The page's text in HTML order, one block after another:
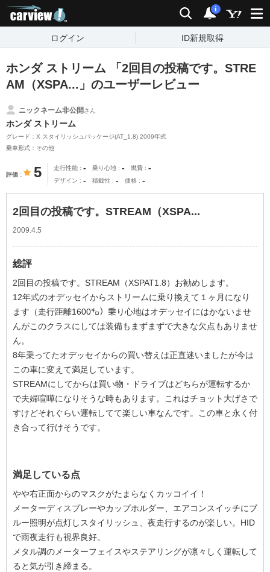
検索 通知
i
ログイン ID新規取得
ホンダ ストリーム 「2回目の投稿です。STRE
AM（XSPA...」のユーザーレビュー
ニックネーム非公開さん
ホンダ ストリーム
グレード：X スタイリッシュパッケージ(AT_1.8) 2009年式
乗車形式：その他
評価 5 走行性能 - 乗り心地 - 燃費 -
デザイン - 積載性 - 価格 -
2回目の投稿です。STREAM（XSPA...
2009.4.5
総評
2回目の投稿です。STREAM（XSPAT1.8）お勧めします。
12年式のオデッセイからストリームに乗り換えて１ヶ月になり
ます（走行距離1600㌔）乗り心地はオデッセイにはかないませ
んがこのクラスにしては装備もまずまずで大きな欠点もありませ
ん。
8年乗ってたオデッセイからの買い替えは正直迷いましたが今は
この車に変えて満足しています。
STREAMにしてからは買い物・ドライブはどちらが運転するか
で夫婦喧嘩になりそうな時もあります。これはチョット大げさで
すけどそれぐらい運転してて楽しい車なんです。この車と永く付
き合って行けそうです。
満足している点
やや右正面からのマスクがたまらなくカッコイイ！
メーターディスプレーやカップホルダー、エアコンスイッチにブ
ルー照明が点灯しスタイリッシュ、夜走行するのが楽しい。HID
で雨夜走行も視界良好。
メタル調のメーターフェイスやステアリングが凛々しく運転して
ると気が引き締まる。